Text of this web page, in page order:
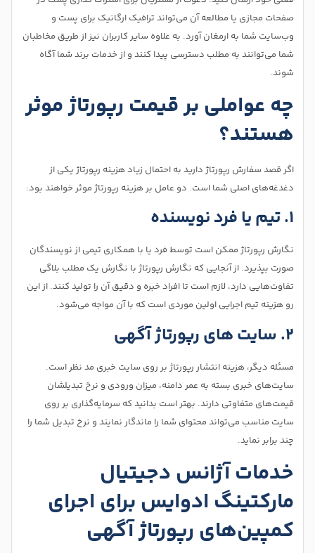
صفحات مجازی یا مطالعه آن می‌تواند ترافیک ارگانیک برای پست و
وب‌سایت شما به ارمغان آورد. به علاوه سایر کاربران نیز از طریق مخاطبان
شما می‌توانند به مطلب دسترسی پیدا کنند و از خدمات برند شما آگاه
شوند.
چه عواملی بر قیمت رپورتاژ موثر
هستند؟
اگر قصد سفارش رپورتاژ دارید به احتمال زیاد هزینه رپورتاژ یکی از
دغدغه‌های اصلی شما است. دو عامل بر هزینه رپورتاژ موثر خواهند بود:
۱. تیم یا فرد نویسنده
نگارش رپورتاژ ممکن است توسط فرد یا با همکاری تیمی از نویسندگان
صورت بپذیرد. از آنجایی که نگارش رپورتاژ با نگارش یک مطلب بلاگی
تفاوت‌هایی دارد، لازم است تا افراد خبره و دقیق آن را تولید کنند. از این
رو هزینه تیم اجرایی اولین موردی است که با آن مواجه می‌شود.
۲. سایت های رپورتاژ آگهی
مسئله دیگر، هزینه انتشار رپورتاژ بر روی سایت خبری مد نظر است.
سایت‌های خبری بسته به عمر دامنه، میزان ورودی و نرخ تبدیلشان
قیمت‌های متفاوتی دارند. بهتر است بدانید که سرمایه‌گذاری بر روی
سایت مناسب می‌تواند محتوای شما را ماندگار نمایند و نرخ تبدیل شما را
چند برابر نماید.
خدمات آژانس دجیتیال
مارکتینگ ادوایس برای اجرای
کمپین‌های رپورتاژ آگهی